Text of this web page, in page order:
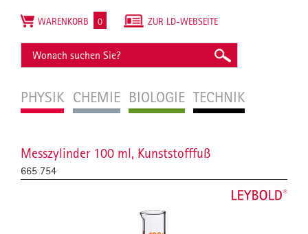
PHYSIK CHEMIE BIOLOGIE TECHNIK
ZUR LD-WEBSEITE
WARENKORB 0
Messzylinder 100 ml, Kunststofffuß
665 754